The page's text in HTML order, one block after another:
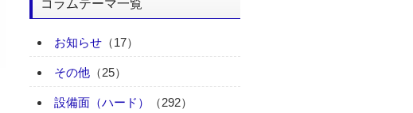
コラムテーマ一覧
お知らせ （17）
その他 （25）
設備面（ハード） （292）